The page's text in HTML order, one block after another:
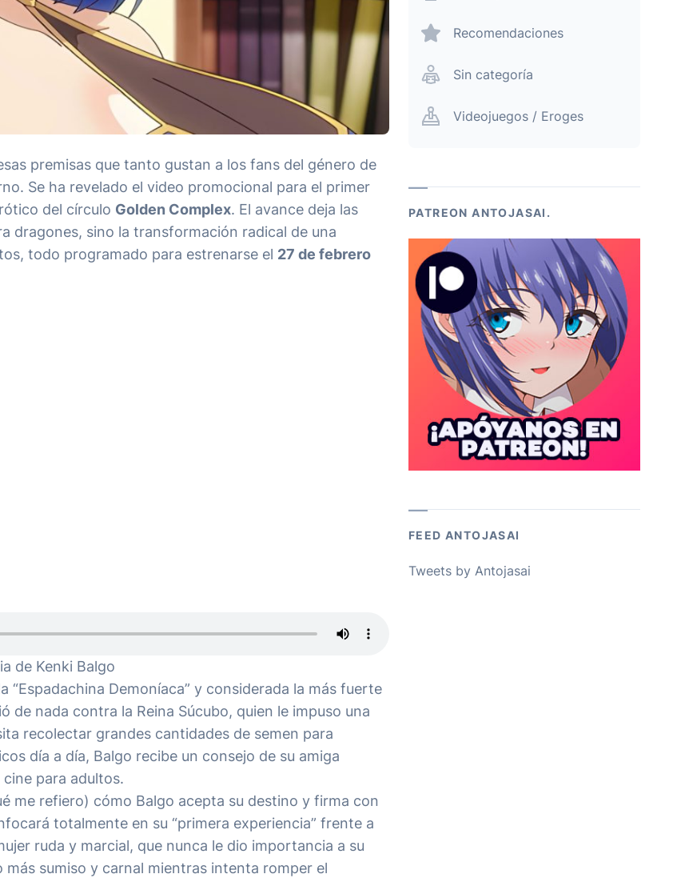
premisas que tanto gustan a los fans del género de
Se ha revelado el video promocional para el primer
del círculo Golden Complex. El avance deja las
dragones, sino la transformación radical de una
todo programado para estrenarse el 27 de febrero
de Kenki Balgo
Demoníaca” y considerada la más fuerte
de nada contra la Reina Súcubo, quien le impuso una
recolectar grandes cantidades de semen para
día a día, Balgo recibe un consejo de su amiga
para adultos.
me refiero) cómo Balgo acepta su destino y firma con
totalmente en su “primera experiencia” frente a
ruda y marcial, que nunca le dio importancia a su
sumiso y carnal mientras intenta romper el
Recomendaciones
Sin categoría
Videojuegos / Eroges
PATREON ANTOJASAI.
FEED ANTOJASAI
Tweets by Antojasai